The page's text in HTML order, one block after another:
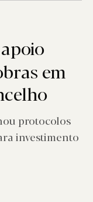
em
protocolos
investimento